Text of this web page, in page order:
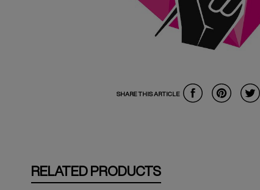
SHARE THIS ARTICLE
RELATED PRODUCTS